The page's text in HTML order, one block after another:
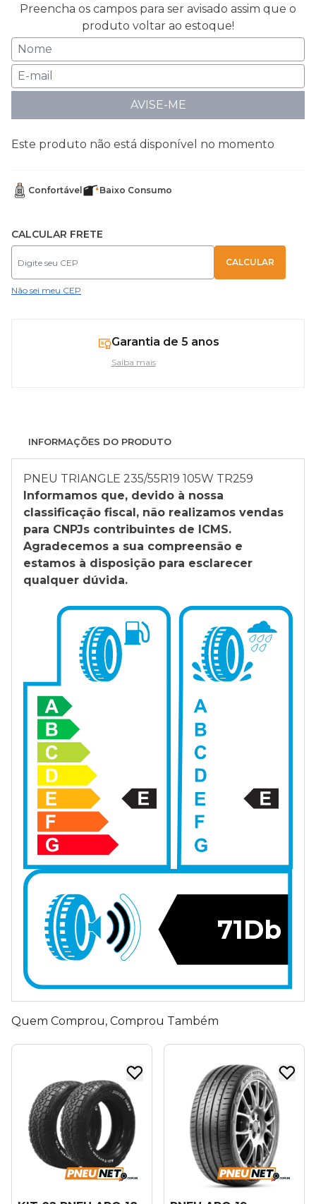
Preencha os campos para ser avisado assim que o
produto voltar ao estoque!
AVISE-ME
Este produto não está disponível no momento
Confortável Baixo Consumo
CALCULAR FRETE
Não sei meu CEP
Garantia de 5 anos
Saiba mais
INFORMAÇÕES DO PRODUTO
PNEU TRIANGLE 235/55R19 105W TR259
Informamos que, devido à nossa
classificação fiscal, não realizamos vendas
para CNPJs contribuintes de ICMS.
Agradecemos a sua compreensão e
estamos à disposição para esclarecer
qualquer dúvida.
71Db
Quem Comprou, Comprou Também